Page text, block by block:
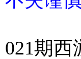
021期